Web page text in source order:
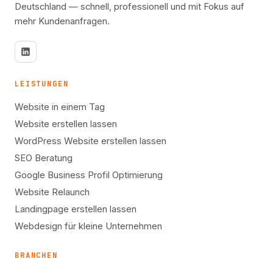
Deutschland — schnell, professionell und mit Fokus auf
mehr Kundenanfragen.
LEISTUNGEN
Website in einem Tag
Website erstellen lassen
WordPress Website erstellen lassen
SEO Beratung
Google Business Profil Optimierung
Website Relaunch
Landingpage erstellen lassen
Webdesign für kleine Unternehmen
BRANCHEN